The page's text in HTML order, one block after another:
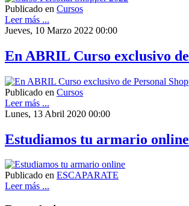
Publicado en Cursos
Leer más ...
Jueves, 10 Marzo 2022 00:00
En ABRIL Curso exclusivo
Publicado en Cursos
Leer más ...
Lunes, 13 Abril 2020 00:00
Estudiamos tu armario online
Publicado en ESCAPARATE
Leer más ...